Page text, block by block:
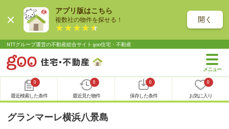
アプリ版はこちら
複数社の物件を探せる！ 開く
NTTグループ運営の不動産総合サイト goo住宅・不動産
0
最近検索した条件
0
最近見た物件
0
保存した条件
0
お気に入り
グランマーレ横浜八景島